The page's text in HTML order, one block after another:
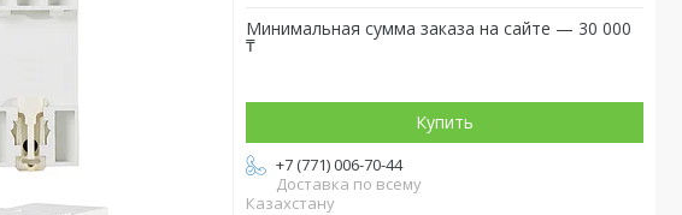
Минимальная сумма заказа на сайте — 30 000
₸
Купить
+7 (771) 006-70-44
Доставка по всему
Казахстану